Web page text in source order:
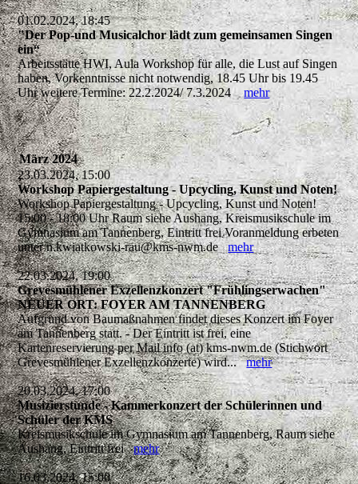
01.02.2024, 18:45
"Der Pop-und Musicalchor lädt zum gemeinsamen Singen
ein“
Arbeitsstätte HWI, Aula Workshop für alle, die Lust auf Singen
haben, Vorkenntnisse nicht notwendig, 18.45 Uhr bis 19.45
Uhr weitere Termine: 22.2.2024/ 7.3.2024mehr
März 2024
23.03.2024, 15:00
Workshop Papiergestaltung - Upcycling, Kunst und Noten!
Workshop Papiergestaltung - Upcycling, Kunst und Noten!
15:00 - 18:00 Uhr Raum siehe Aushang, Kreismusikschule im
Gymnasium am Tannenberg, Eintritt frei Voranmeldung erbeten
unter n.kwiatkowski-rau@kms-nwm.demehr
22.03.2024, 19:00
Grevesmühlener Exzellenzkonzert "Frühlingserwachen"
NEUER ORT: FOYER AM TANNENBERG
Aufgrund von Baumaßnahmen findet dieses Konzert im Foyer
am Tannenberg statt. - Der Eintritt ist frei, eine
Kartenreservierung per Mail info (at) kms-nwm.de (Stichwort
Grevesmühlener Exzellenzkonzerte) wird...mehr
20.03.2024, 17:00
Musizierstunde - Kammerkonzert der Schülerinnen und
Schüler der KMS
Kreismusikschule im Gymnasium am Tannenberg, Raum siehe
Aushang, Eintritt freimehr
16.03.2024, 15:00